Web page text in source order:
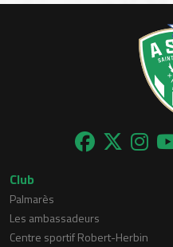
Club
Palmarès
Les ambassadeurs
Centre sportif Robert-Herbin